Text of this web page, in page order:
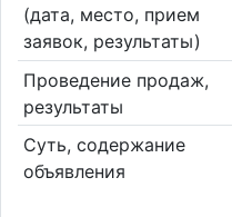
(дата, место, прием
заявок, результаты)
Проведение продаж,
результаты
Суть, содержание
объявления